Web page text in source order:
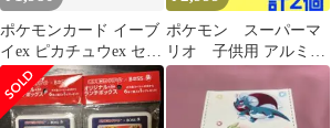
ポケモンカード イーブ
イex ピカチュウex セッ
ト
ポケモン スーパーマ
リオ 子供用 アルミ弁
当箱 お弁当箱 ランチボ
ックス 2個②